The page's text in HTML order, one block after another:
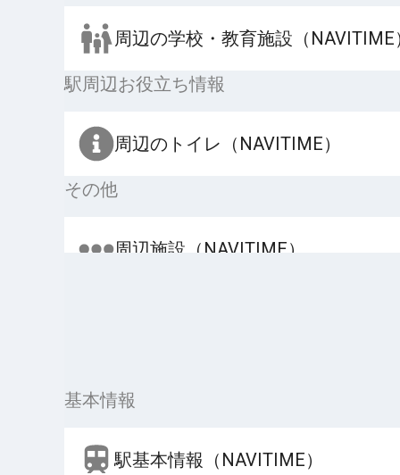
周辺の学校・教育施設（NAVITIME
駅周辺お役立ち情報
周辺のトイレ（NAVITIME）
その他
周辺施設（NAVITIME）
基本情報
駅基本情報（NAVITIME）